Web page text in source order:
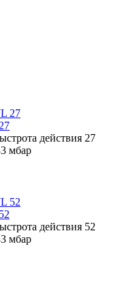
действия 27
мбар
действия 52
мбар